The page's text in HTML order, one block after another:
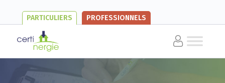
PARTICULIERS PROFESSIONNELS